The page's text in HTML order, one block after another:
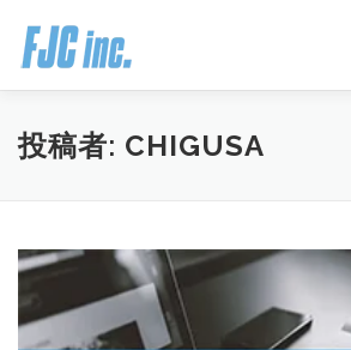
HOME ブログ プロフィール
推薦の声はこちら お問い合わせ
投稿者: CHIGUSA